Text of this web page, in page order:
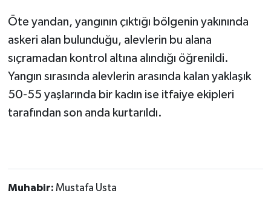
Öte yandan, yangının çıktığı bölgenin yakınında
askeri alan bulunduğu, alevlerin bu alana
sıçramadan kontrol altına alındığı öğrenildi.
Yangın sırasında alevlerin arasında kalan yaklaşık
50-55 yaşlarında bir kadın ise itfaiye ekipleri
tarafından son anda kurtarıldı.
Muhabir: Mustafa Usta